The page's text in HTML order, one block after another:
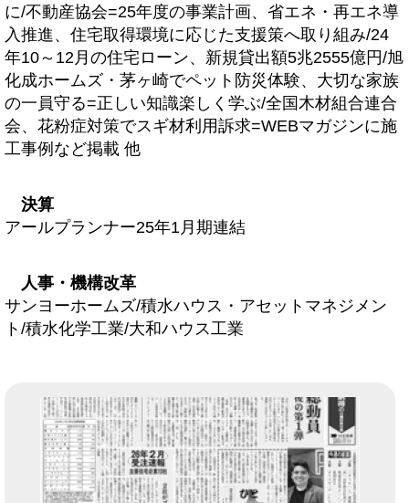
に/不動産協会=25年度の事業計画、省エネ・再エネ導
入推進、住宅取得環境に応じた支援策へ取り組み/24
年10～12月の住宅ローン、新規貸出額5兆2555億円/旭
化成ホームズ・茅ヶ崎でペット防災体験、大切な家族
の一員守る=正しい知識楽しく学ぶ/全国木材組合連合
会、花粉症対策でスギ材利用訴求=WEBマガジンに施
工事例など掲載 他
決算
アールプランナー25年1月期連結
人事・機構改革
サンヨーホームズ/積水ハウス・アセットマネジメン
ト/積水化学工業/大和ハウス工業